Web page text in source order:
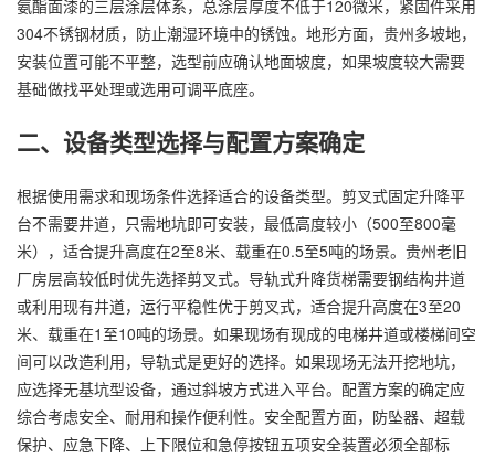
氨酯面漆的三层涂层体系，总涂层厚度不低于120微米，紧固件采用
304不锈钢材质，防止潮湿环境中的锈蚀。地形方面，贵州多坡地，
安装位置可能不平整，选型前应确认地面坡度，如果坡度较大需要
基础做找平处理或选用可调平底座。
二、设备类型选择与配置方案确定
根据使用需求和现场条件选择适合的设备类型。剪叉式固定升降平
台不需要井道，只需地坑即可安装，最低高度较小（500至800毫
米），适合提升高度在2至8米、载重在0.5至5吨的场景。贵州老旧
厂房层高较低时优先选择剪叉式。导轨式升降货梯需要钢结构井道
或利用现有井道，运行平稳性优于剪叉式，适合提升高度在3至20
米、载重在1至10吨的场景。如果现场有现成的电梯井道或楼梯间空
间可以改造利用，导轨式是更好的选择。如果现场无法开挖地坑，
应选择无基坑型设备，通过斜坡方式进入平台。配置方案的确定应
综合考虑安全、耐用和操作便利性。安全配置方面，防坠器、超载
保护、应急下降、上下限位和急停按钮五项安全装置必须全部标